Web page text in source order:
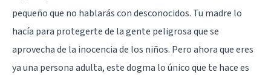
pequeño que no hablarás con desconocidos. Tu madre lo
hacía para protegerte de la gente peligrosa que se
aprovecha de la inocencia de los niños. Pero ahora que eres
ya una persona adulta, este dogma lo único que te hace es